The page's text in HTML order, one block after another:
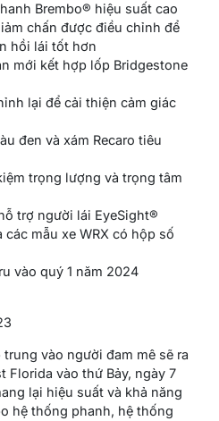
Brembo® hiệu suất cao
chấn được điều chỉnh để
hồi lái tốt hơn
mới kết hợp lốp Bridgestone
lại để cải thiện cảm giác
đen và xám Recaro tiêu
trọng lượng và trọng tâm
trợ người lái EyeSight®
mẫu xe WRX có hộp số
vào quý 1 năm 2024
trung vào người đam mê sẽ ra
Florida vào thứ Bảy, ngày 7
lại hiệu suất và khả năng
hệ thống phanh, hệ thống